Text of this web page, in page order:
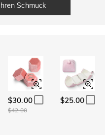
Schmuck
$30.00
$42.00
$25.00